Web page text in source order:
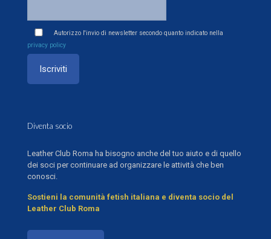
Autorizzo l'invio di newsletter secondo quanto indicato nella
privacy policy
Diventa socio
Leather Club Roma ha bisogno anche del tuo aiuto e di quello
dei soci per continuare ad organizzare le attività che ben
conosci.
Sostieni la comunità fetish italiana e diventa socio del
Leather Club Roma